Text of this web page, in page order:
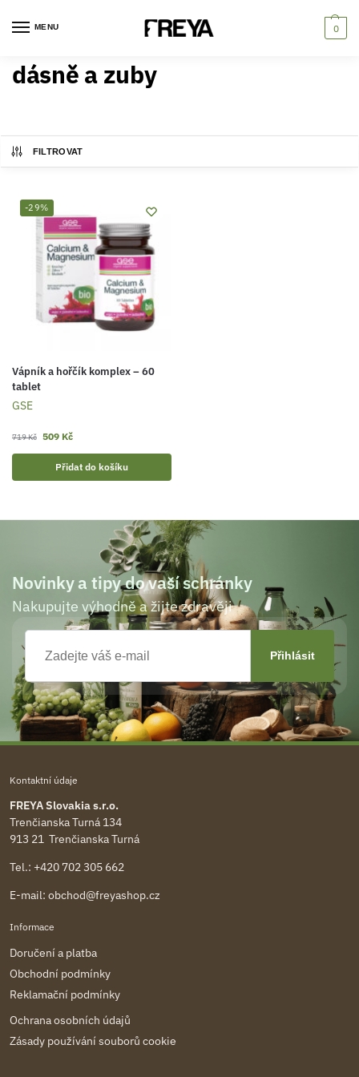
MENU 0
dásně a zuby
FILTROVAT
-29%
Vápník a hořčík komplex – 60
tablet
GSE
719Kč 509 Kč
Přidat do košíku
Novinky a tipy do vaší schránky
Nakupujte výhodně a žijte zdravěji
Kontaktní údaje
FREYA Slovakia s.r.o.
Trenčianska Turná 134
913 21 Trenčianska Turná
Tel.: +420 702 305 662
E-mail: obchod@freyashop.cz
Informace
Doručení a platba
Obchodní podmínky
Reklamační podmínky
Ochrana osobních údajů
Zásady používání souborů cookie